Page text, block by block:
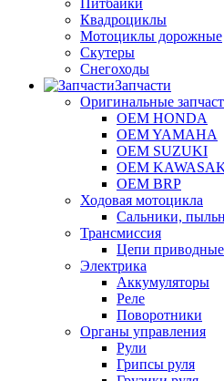
Питбайки
Квадроциклы
Мотоциклы дорожные
Скутеры
Снегоходы
Запчасти
Оригинальные
OEM HONDA
OEM YAMAHA
OEM SUZUKI
OEM
OEM BRP
Ходовая мотоцикла
Сальники,
Трансмиссия
Цепи приводные
Электрика
Аккумуляторы
Реле
Поворотники
Органы управления
Рули
Грипсы руля